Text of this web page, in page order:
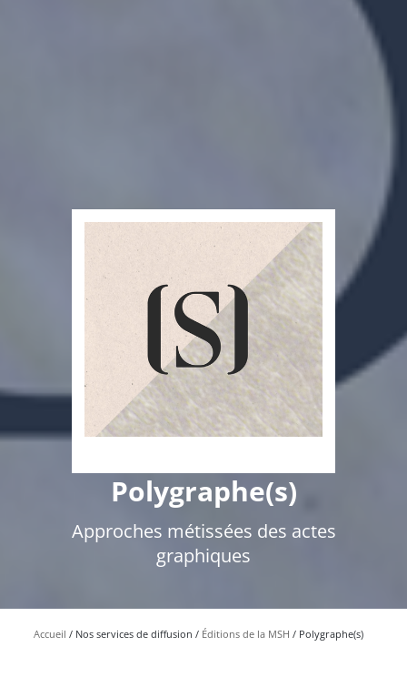
Polygraphe(s)
Approches métissées des actes
graphiques
Accueil Nos services de diffusion Éditions de la MSH Polygraphe(s)